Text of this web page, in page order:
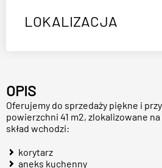
LOKALIZACJA
OPIS
Oferujemy do sprzedaży piękne i
powierzchni 41 m2, zlokalizowane
skład wchodzi:
korytarz
aneks kuchenny